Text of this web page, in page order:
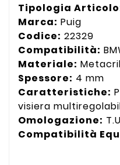
Tipologia
Marca: Puig
Codice: 22329
Compatibilità:
Materiale:
Spessore: 4 mm
Caratteristiche:
visiera
Omologazione:
Compatibilità